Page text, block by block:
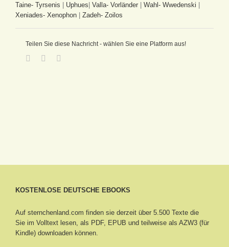
Taine- Tyrsenis
Uphues Valla- Vorländer Wahl- Wwedenski
Xeniades- Xenophon
Zadeh- Zoilos
Teilen Sie diese Nachricht - wählen Sie eine Platform aus!
KOSTENLOSE DEUTSCHE EBOOKS
Auf sternchenland.com finden sie derzeit über 5.500 Texte die
Sie im Volltext lesen, als PDF, EPUB und teilweise als AZW3 (für
Kindle) downloaden können.